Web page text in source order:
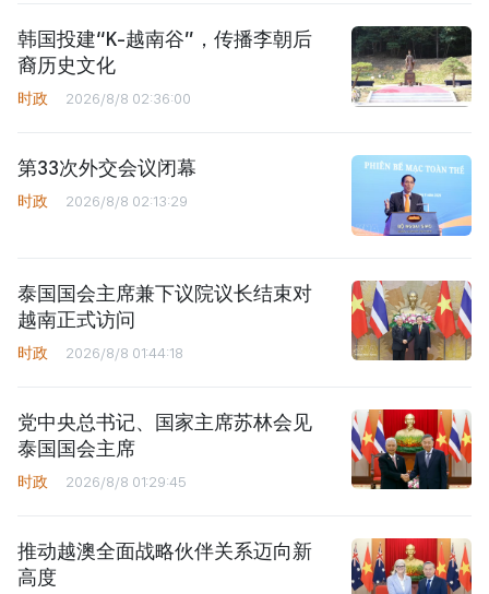
裔历史文化
时政 2026/8/8 02:36:00
时政 2026/8/8 02:13:29
越南正式访问
时政 2026/8/8 01:44:18
泰国国会主席
时政 2026/8/8 01:29:45
高度
时政